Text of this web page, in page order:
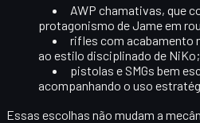
AWP chamativas, que
protagonismo de Jame em
rifles com acabamento
ao estilo disciplinado de NiKo;
pistolas e SMGs bem
acompanhando o uso
Essas escolhas não mudam a